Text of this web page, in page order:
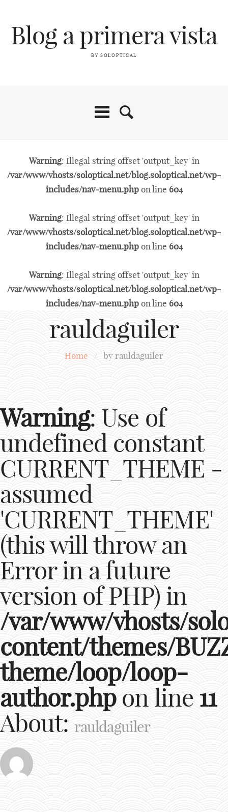
Blog a primera vista
BY SOLOPTICAL
Warning: Illegal string offset 'output_key' in
/var/www/vhosts/soloptical.net/blog.soloptical.net/wp-
includes/nav-menu.phpon line 604
Warning: Illegal string offset 'output_key' in
/var/www/vhosts/soloptical.net/blog.soloptical.net/wp-
includes/nav-menu.phpon line 604
Warning: Illegal string offset 'output_key' in
/var/www/vhosts/soloptical.net/blog.soloptical.net/wp-
includes/nav-menu.phpon line 604
rauldaguiler
Home / by rauldaguiler
Warning: Use of
undefined constant
CURRENT_THEME -
assumed
'CURRENT_THEME'
(this will throw an
Error in a future
version of PHP) in
/var/www/vhosts/
content/themes/
theme/loop/loop-
author.phpon line 11
About: rauldaguiler